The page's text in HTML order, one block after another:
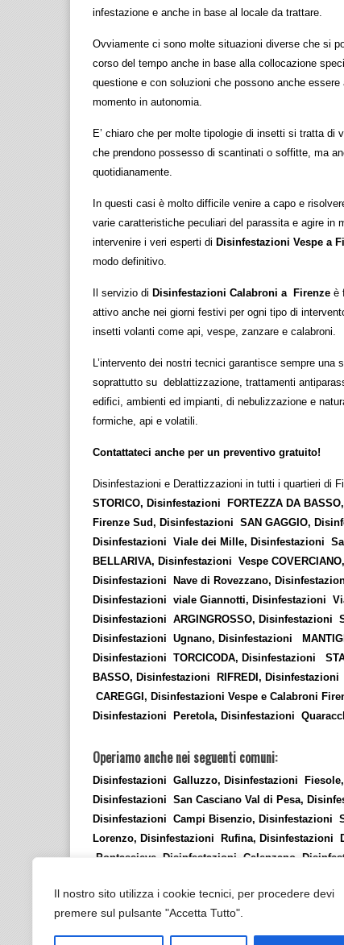
Il nostro sito utilizza i cookie tecnici, per procedere devi
premere sul pulsante "Accetta Tutto".
infestazione e anche in base al locale da trattare.
Ovviamente ci sono molte situazioni diverse che si
corso del tempo anche in base alla collocazione
questione e con soluzioni che possono anche essere
momento in autonomia.
E’ chiaro che per molte tipologie di insetti si tratta di
che prendono possesso di scantinati o soffitte, ma
quotidianamente.
In questi casi è molto difficile venire a capo e
varie caratteristiche peculiari del parassita e agire in
intervenire i veri esperti di Disinfestazioni Vespe a
modo definitivo.
Il servizio di Disinfestazioni Calabroni a Firenze è
attivo anche nei giorni festivi per ogni tipo di
insetti volanti come api, vespe, zanzare e calabroni.
L’intervento dei nostri tecnici garantisce sempre
soprattutto su deblattizzazione, trattamenti
edifici, ambienti ed impianti, di nebulizzazione e
formiche, api e volatili.
Contattateci anche per un preventivo gratuito!
Disinfestazioni e Derattizzazioni in tutti i quartieri di
STORICO, Disinfestazioni FORTEZZA DA
Firenze Sud, Disinfestazioni SAN GAGGIO,
Disinfestazioni Viale dei Mille, Disinfestazioni
BELLARIVA, Disinfestazioni Vespe
Disinfestazioni Nave di Rovezzano,
Disinfestazioni viale Giannotti, Disinfestazioni
Disinfestazioni ARGINGROSSO,
Disinfestazioni Ugnano, Disinfestazioni
Disinfestazioni TORCICODA, Disinfestazioni
BASSO, Disinfestazioni RIFREDI,
CAREGGI, Disinfestazioni Vespe e Calabroni
Disinfestazioni Peretola, Disinfestazioni
Operiamo anche nei seguenti comuni:
Disinfestazioni Galluzzo, Disinfestazioni
Disinfestazioni San Casciano Val di Pesa,
Disinfestazioni Campi Bisenzio, Disinfestazioni
Lorenzo, Disinfestazioni Rufina,
Pontassieve, Disinfestazioni Calenzano,